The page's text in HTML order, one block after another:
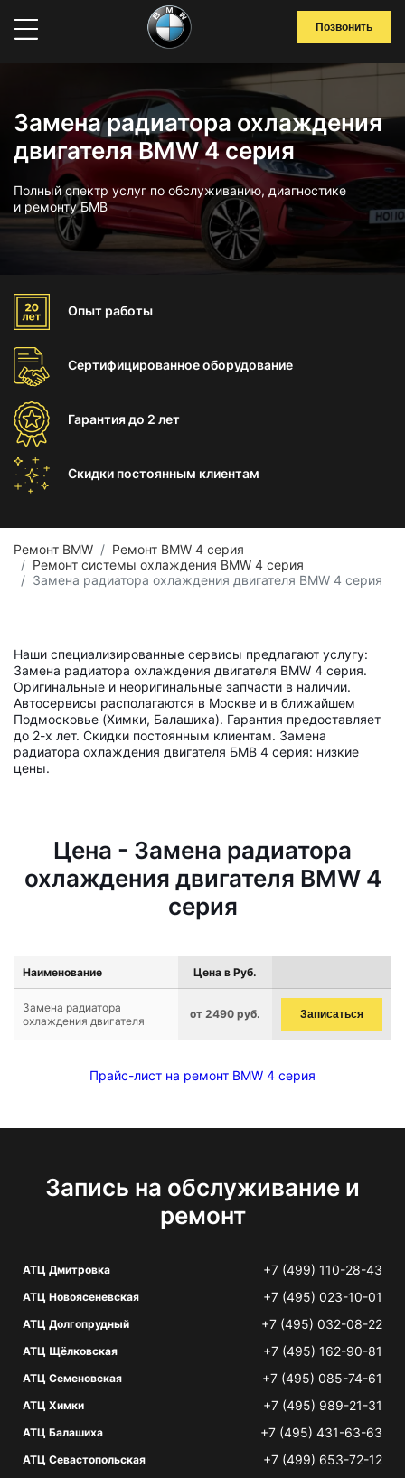
Позвонить
Замена радиатора охлаждения
двигателя BMW 4 серия
Полный спектр услуг по обслуживанию, диагностике
и ремонту БМВ
Опыт работы
Сертифицированноеоборудование
Гарантиядо 2 лет
Скидки постоянным клиентам
Ремонт BMW
Ремонт BMW 4 серия
Ремонт системы охлаждения BMW 4 серия
Замена радиатора охлаждения двигателя BMW 4 серия
Наши специализированные сервисы предлагают услугу:
Замена радиатора охлаждения двигателя BMW 4 серия.
Оригинальные и неоригинальные запчасти в наличии.
Автосервисы располагаются в Москве и в ближайшем
Подмосковье (Химки, Балашиха). Гарантия предоставляет
до 2-х лет. Скидки постоянным клиентам. Замена
радиатора охлаждения двигателя БМВ 4 серия: низкие
цены.
Цена - Замена радиатора
охлаждения двигателя BMW 4
серия
Наименование Цена в Руб.
Замена радиатора
охлаждения двигателя
от 2490 руб. Записаться
Прайс-лист на ремонт BMW 4 серия
Запись на обслуживание и
ремонт
АТЦ Дмитровка +7 (499) 110-28-43
АТЦ Новоясеневская +7 (495) 023-10-01
АТЦ Долгопрудный +7 (495) 032-08-22
АТЦ Щёлковская +7 (495) 162-90-81
АТЦ Семеновская +7 (495) 085-74-61
АТЦ Химки +7 (495) 989-21-31
АТЦ Балашиха +7 (495) 431-63-63
АТЦ Севастопольская +7 (499) 653-72-12